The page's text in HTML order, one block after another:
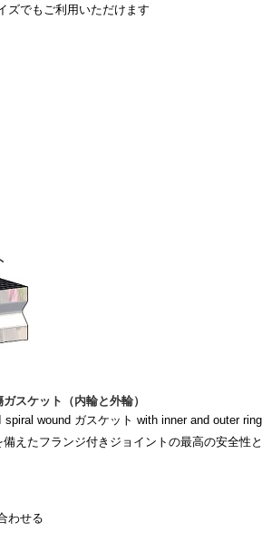
ズでもご利用いただけます
スケット（内輪と外輪）
wound ガスケット with inner and outer
えたフランジ付きジョイントの最高の安全性
わせる